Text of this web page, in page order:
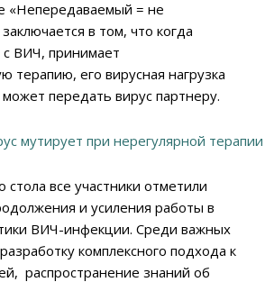
«Непередаваемый = не
в том, что когда
ВИЧ, принимает
терапию, его вирусная нагрузка
передать вирус партнеру.
стола все участники отметили
и усиления работы в
ВИЧ-инфекции. Среди важных
комплексного подхода к
распространение знаний об